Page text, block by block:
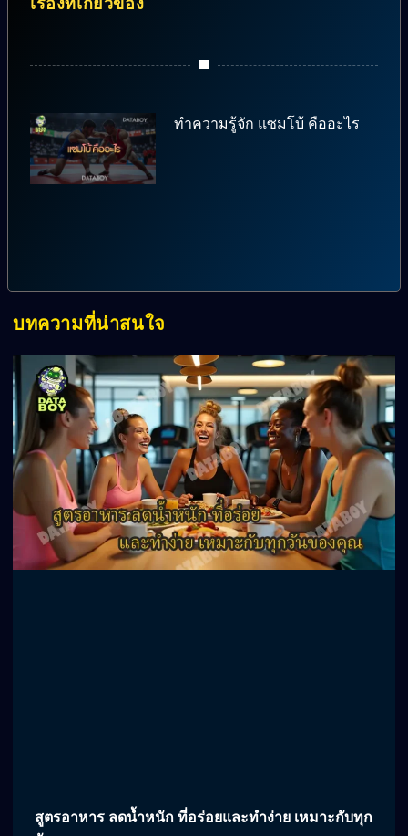
เรื่องที่เกี่ยวข้อง
ทำความรู้จัก แซมโบ้ คืออะไร
บทความที่น่าสนใจ
สูตรอาหาร ลดน้ำหนัก ที่อร่อยและทำง่าย เหมาะกับทุก